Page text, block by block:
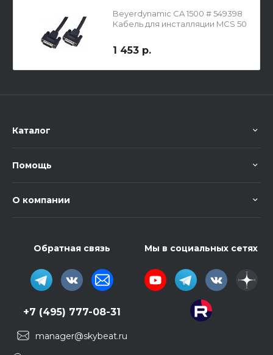
Beyerdynamic CA 1500 # 549398
Кабель для инсталляции MCS 50
1 453 р.
Каталог
Помощь
О компании
Обратная связь
+7 (495) 777-08-31
manager@skybeat.ru
Мы в социальных сетях